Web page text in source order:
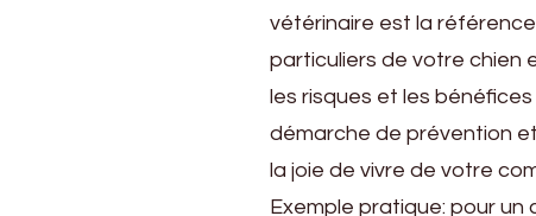
vétérinaire est la
particuliers de votre chien
les risques et les
démarche de prévention
la joie de vivre de votre
Exemple pratique: pour